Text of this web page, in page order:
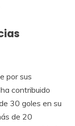
por sus
contribuido
30 goles en su
de 20